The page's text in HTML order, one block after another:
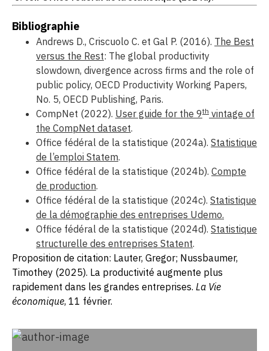
Bibliographie
Andrews D., Criscuolo C. et Gal P. (2016). The Best
versus the Rest: The global productivity
slowdown, divergence across firms and the role of
public policy, OECD Productivity Working Papers,
No. 5, OECD Publishing, Paris.
CompNet (2022). User guide for the 9th vintage of
the CompNet dataset.
Office fédéral de la statistique (2024a). Statistique
de l’emploi Statem.
Office fédéral de la statistique (2024b). Compte
de production.
Office fédéral de la statistique (2024c). Statistique
de la démographie des entreprises Udemo.
Office fédéral de la statistique (2024d). Statistique
structurelle des entreprises Statent.
Proposition de citation: Lauter, Gregor; Nussbaumer,
Timothey (2025). La productivité augmente plus
rapidement dans les grandes entreprises. La Vie
économique, 11 février.